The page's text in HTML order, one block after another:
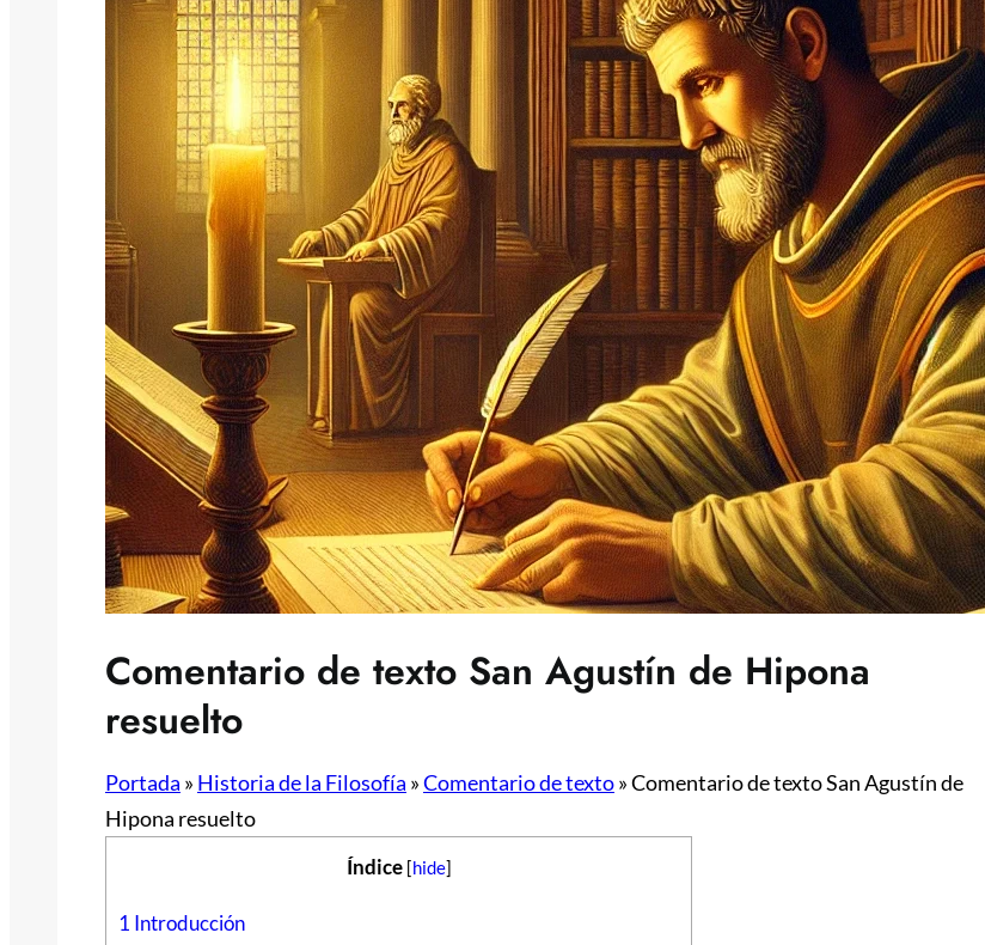
Comentario de texto San Agustín de Hipona
resuelto
Portada » Historia de la Filosofía »Comentario de texto»Comentario de texto San Agustín de
Hipona resuelto
Índice [hide]
1 Introducción